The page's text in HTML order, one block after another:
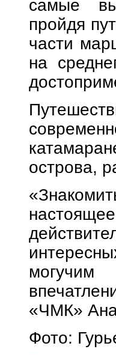
самые
пройдя
части
на
острова,
могучим
«ЧМК»
Фото: